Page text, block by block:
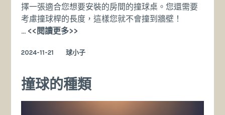
擇一張適合您想要安裝的房間的撞球桌。您還需要
考慮撞球桿的長度，這樣您就不會撞到牆壁！
… <<閱讀更多>>
桌
標
準
尺
2024-11-21 球小子
撞球的種類